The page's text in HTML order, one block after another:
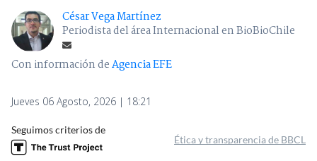
César Vega Martínez
Periodista del área Internacional en BioBioChile
Con información deAgencia EFE
Jueves 06 Agosto, 2026 | 18:21
Seguimos criterios de
Ética y transparencia de BBCL